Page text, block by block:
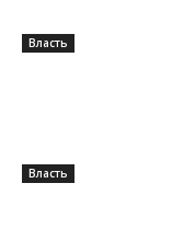
Власть
Власть